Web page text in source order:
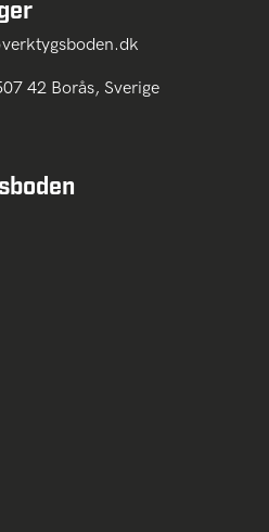
42 Borås, Sverige